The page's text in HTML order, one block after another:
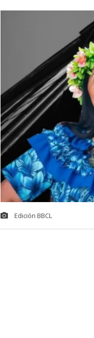
Edición BBCL